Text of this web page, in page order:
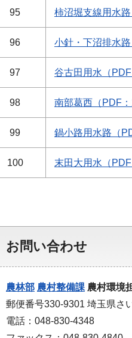
95 柿沼堀支線用水
96 小針・下沼排水
97 谷古田用水（PDF
98 南部葛西（PDF：
99 鍋小路用水路（
100 末田大用水（PDF
お問い合わせ
農林部 農村整備課 農村環境
郵便番号330-9301 埼玉県さ
電話：048-830-4348